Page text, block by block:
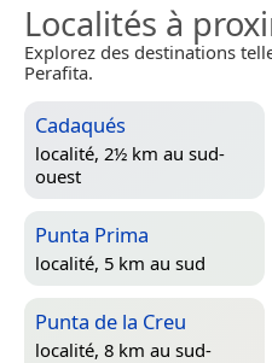
Localités à
Explorez des destinations
Perafita.
Cadaqués
localité, 2½ km au sud-
ouest
Punta Prima
localité, 5 km au sud
Punta de la Creu
localité, 8 km au sud-